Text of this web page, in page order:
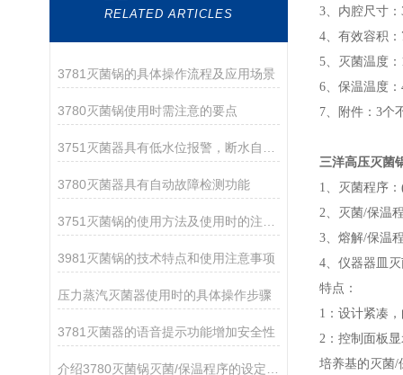
RELATED ARTICLES
3781灭菌锅的具体操作流程及应用场景
3780灭菌锅使用时需注意的要点
3780灭菌器具有自动故障检测功能
3981灭菌锅的技术特点和使用注意事项
压力蒸汽灭菌器使用时的具体操作步骤
3781灭菌器的语音提示功能增加安全性
3、内腔尺寸：
4、有效容积：
5、灭菌温度
6、保温温度
7、附件：3个
三洋高压灭菌
1、灭菌程序
2、灭菌/保温
3、熔解/保温
4、仪器器皿
特点：
1：设计紧凑
2：控制面板
培养基的灭菌/